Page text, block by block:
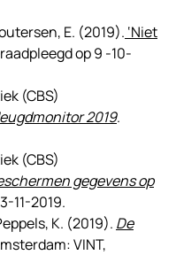
E. (2019). ‘Niet
op 9 -10-
(CBS)
2019.
(CBS)
gegevens op
11-2019.
K. (2019). De
VINT,